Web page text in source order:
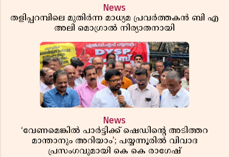
News
തളിപ്പറമ്പിലെ മുതിർന്ന മാധ്യമ പ്രവർത്തകൻ ബി എ
അലി മൊഗ്രാൽ നിര്യാതനായി
News
‘വേണമെങ്കിൽ പാർട്ടിക്ക് ഷെഡിൻ്റെ അടിത്തറ
മാന്താനും അറിയാം’; പയ്യന്നൂരിൽ വിവാദ
പ്രസംഗവുമായി കെ കെ രാഗേഷ്